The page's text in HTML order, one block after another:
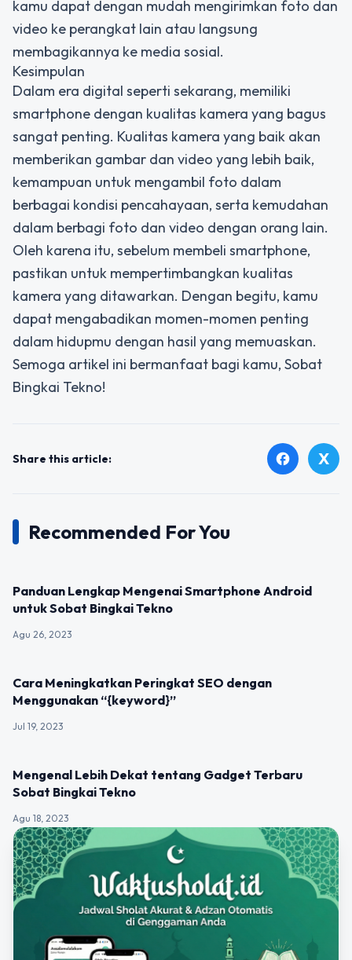
kamu dapat dengan mudah mengirimkan foto dan
video ke perangkat lain atau langsung
membagikannya ke media sosial.
Kesimpulan
Dalam era digital seperti sekarang, memiliki
smartphone dengan kualitas kamera yang bagus
sangat penting. Kualitas kamera yang baik akan
memberikan gambar dan video yang lebih baik,
kemampuan untuk mengambil foto dalam
berbagai kondisi pencahayaan, serta kemudahan
dalam berbagi foto dan video dengan orang lain.
Oleh karena itu, sebelum membeli smartphone,
pastikan untuk mempertimbangkan kualitas
kamera yang ditawarkan. Dengan begitu, kamu
dapat mengabadikan momen-momen penting
dalam hidupmu dengan hasil yang memuaskan.
Semoga artikel ini bermanfaat bagi kamu, Sobat
Bingkai Tekno!
Share this article: facebook X
Recommended For You
Panduan Lengkap Mengenai Smartphone Android
untuk Sobat Bingkai Tekno
Agu 26, 2023
Cara Meningkatkan Peringkat SEO dengan
Menggunakan “{keyword}”
Jul 19, 2023
Mengenal Lebih Dekat tentang Gadget Terbaru
Sobat Bingkai Tekno
Agu 18, 2023